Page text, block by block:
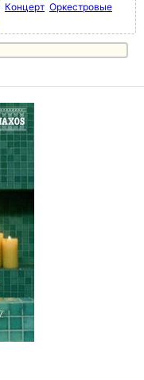
Концерт Оркестровые